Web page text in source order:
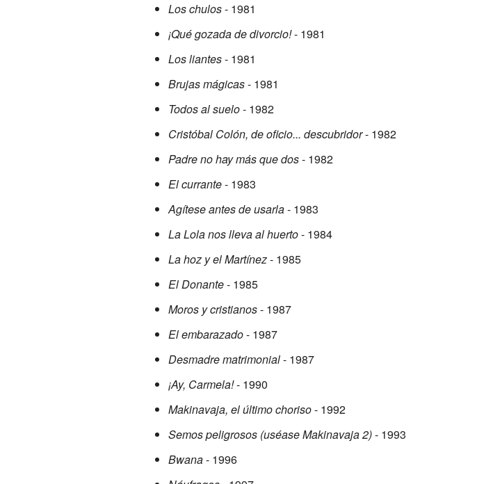
Los chulos- 1981
¡Qué gozada de divorcio!- 1981
Los liantes- 1981
Brujas mágicas- 1981
Todos al suelo- 1982
Cristóbal Colón, de oficio... descubridor- 1982
Padre no hay más que dos- 1982
El currante- 1983
Agítese antes de usarla- 1983
La Lola nos lleva al huerto- 1984
La hoz y el Martínez- 1985
El Donante- 1985
Moros y cristianos- 1987
El embarazado- 1987
Desmadre matrimonial- 1987
¡Ay, Carmela!- 1990
Makinavaja, el último choriso- 1992
Semos peligrosos (uséase Makinavaja 2)- 1993
Bwana- 1996